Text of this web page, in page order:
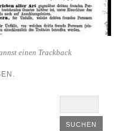
einen Trackback